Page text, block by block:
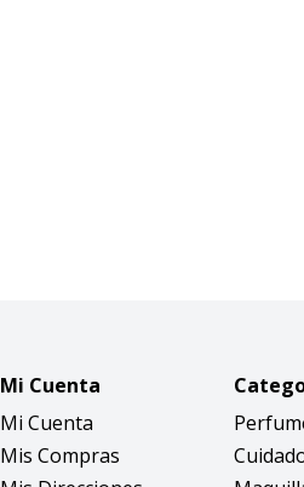
Mi Cuenta
Mi Cuenta
Mis Compras